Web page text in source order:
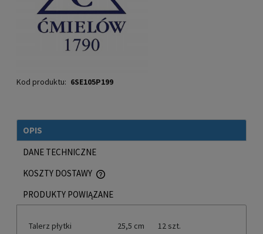
Kod produktu: 6SE105P199
OPIS
DANE TECHNICZNE
KOSZTY DOSTAWY
CENA NIE ZAWIERA EWENTUALNYCH KOSZTÓW PŁATNOŚCI
PRODUKTY POWIĄZANE
Talerz płytki 25,5 cm
12 szt.